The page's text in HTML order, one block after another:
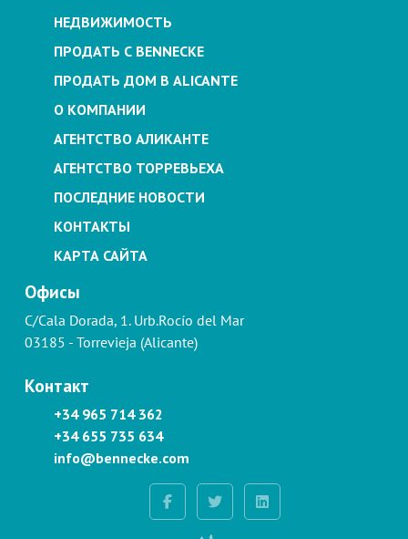
НЕДВИЖИМОСТЬ
ПРОДАТЬ С BENNECKE
ПРОДАТЬ ДОМ В ALICANTE
О КОМПАНИИ
АГЕНТСТВО АЛИКАНТЕ
АГЕНТСТВО ТОРРЕВЬЕХА
ПОСЛЕДНИЕ НОВОСТИ
КОНТАКТЫ
КАРТА САЙТА
Офисы
C/Cala Dorada, 1. Urb.Rocío del Mar
03185 - Torrevieja (Alicante)
Контакт
+34 965 714 362
+34 655 735 634
info@bennecke.com